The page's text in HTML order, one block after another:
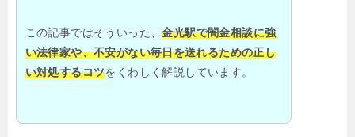
この記事ではそういった、金光駅で闇金相談に強
い法律家や、不安がない毎日を送れるための正し
い対処するコツをくわしく解説しています。